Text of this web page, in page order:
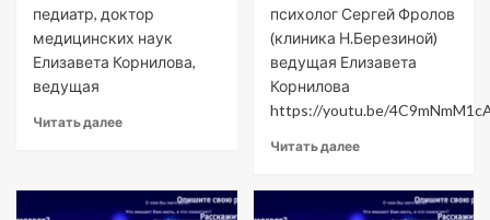
педиатр, доктор
медицинских наук
Елизавета Корнилова,
ведущая
Читать далее
психолог Сергей Фролов
(клиника Н.Березиной)
ведущая Елизавета
Корнилова
https://youtu.be/
Читать далее